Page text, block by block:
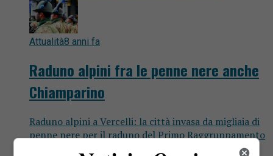
Attualità8 anni fa
Raduno alpini fra le penne nere anche
Chiamparino
Raduno alpini a Vercelli: la città invasa da migliaia di
penne nere per il raduno del Primo Raggruppamento
alpini di Piemonte, Valle d’Aosta, Liguria e Francia....